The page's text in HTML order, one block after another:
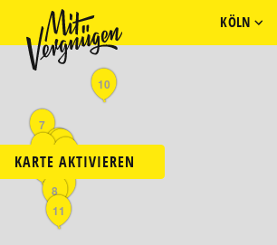
KÖLN
KARTE AKTIVIEREN
8
7
5
4
10
11
2
3